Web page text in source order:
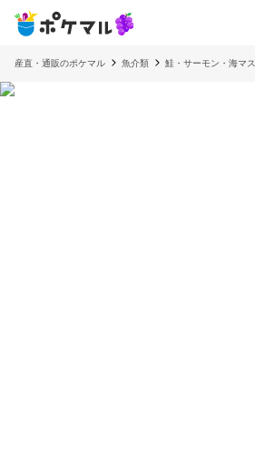
産直・通販のポケマル 魚介類 鮭・サーモン・海マス